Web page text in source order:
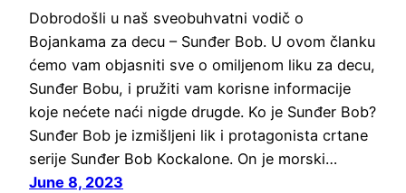
Dobrodošli u naš sveobuhvatni vodič o
Bojankama za decu – Sunđer Bob. U ovom članku
ćemo vam objasniti sve o omiljenom liku za decu,
Sunđer Bobu, i pružiti vam korisne informacije
koje nećete naći nigde drugde. Ko je Sunđer Bob?
Sunđer Bob je izmišljeni lik i protagonista crtane
serije Sunđer Bob Kockalone. On je morski…
June 8, 2023